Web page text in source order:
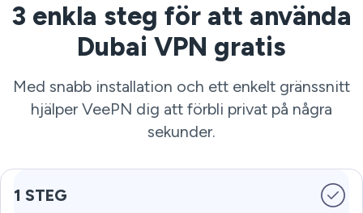
3 enkla steg för att använda
Dubai VPN gratis
Med snabb installation och ett enkelt gränssnitt
hjälper VeePN dig att förbli privat på några
sekunder.
1 STEG